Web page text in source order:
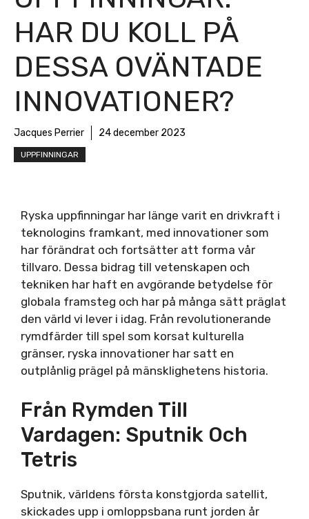
HAR DU KOLL PÅ
DESSA OVÄNTADE
INNOVATIONER?
Jacques Perrier 24 december 2023
UPPFINNINGAR
Ryska uppfinningar har länge varit en drivkraft i
teknologins framkant, med innovationer som
har förändrat och fortsätter att forma vår
tillvaro. Dessa bidrag till vetenskapen och
tekniken har haft en avgörande betydelse för
globala framsteg och har på många sätt präglat
den värld vi lever i idag. Från revolutionerande
rymdfärder till spel som korsat kulturella
gränser, ryska innovationer har satt en
outplånlig prägel på mänsklighetens historia.
Från Rymden Till
Vardagen: Sputnik Och
Tetris
Sputnik, världens första konstgjorda satellit,
skickades upp i omloppsbana runt jorden år